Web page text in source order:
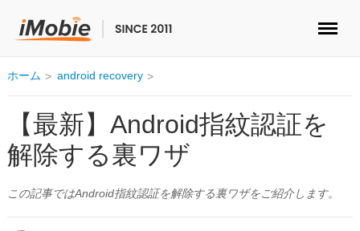
ロック解除&データ復元
データ転送
マルチメディア
便利ツール
ホーム android recovery
【最新】Android指紋認証を
解除する裏ワザ
この記事ではAndroid指紋認証を解除する裏ワザをご紹介します。